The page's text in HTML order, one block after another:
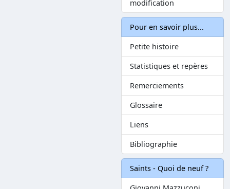
modification
Pour en savoir plus...
Petite histoire
Statistiques et repères
Remerciements
Glossaire
Liens
Bibliographie
Saints - Quoi de neuf ?